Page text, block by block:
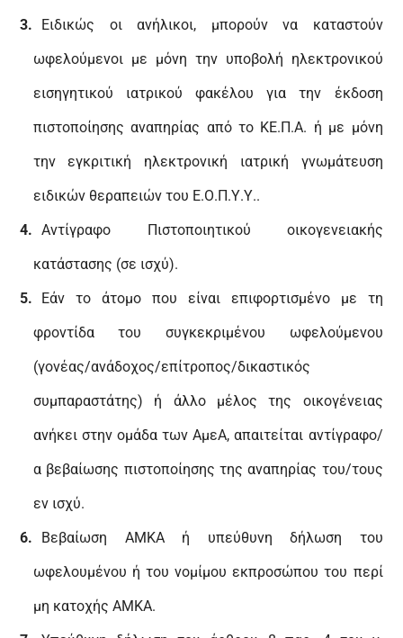
Ειδικώς οι ανήλικοι, μπορούν να καταστούν
ωφελούμενοι με μόνη την υποβολή ηλεκτρονικού
εισηγητικού ιατρικού φακέλου για την έκδοση
πιστοποίησης αναπηρίας από το ΚΕ.Π.Α. ή με μόνη
την εγκριτική ηλεκτρονική ιατρική γνωμάτευση
ειδικών θεραπειών του Ε.Ο.Π.Υ.Υ..
Αντίγραφο Πιστοποιητικού οικογενειακής
κατάστασης (σε ισχύ).
Εάν το άτομο που είναι επιφορτισμένο με τη
φροντίδα του συγκεκριμένου ωφελούμενου
(γονέας/ανάδοχος/επίτροπος/δικαστικός
συμπαραστάτης) ή άλλο μέλος της οικογένειας
ανήκει στην ομάδα των ΑμεΑ, απαιτείται αντίγραφο/
α βεβαίωσης πιστοποίησης της αναπηρίας του/τους
εν ισχύ.
Βεβαίωση ΑΜΚΑ ή υπεύθυνη δήλωση του
ωφελουμένου ή του νομίμου εκπροσώπου του περί
μη κατοχής ΑΜΚΑ.